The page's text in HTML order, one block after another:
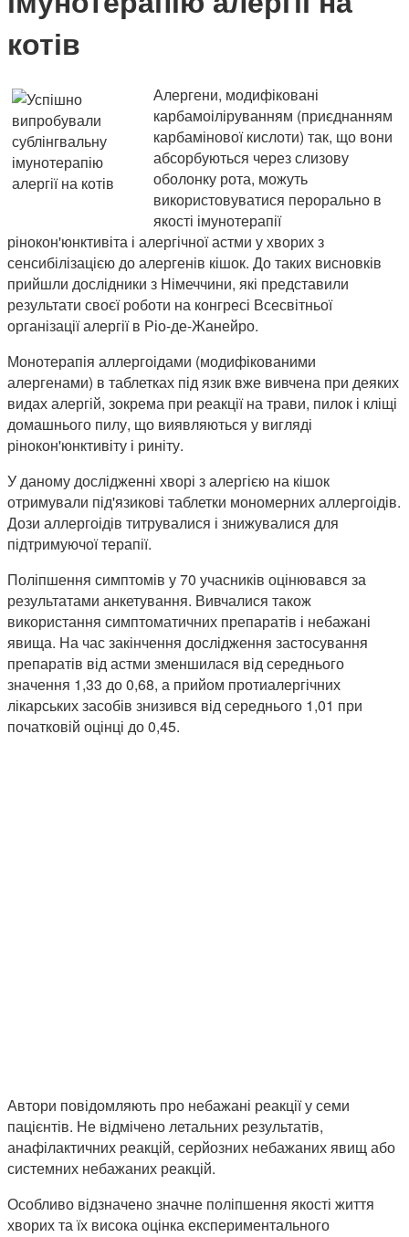
котів
Алергени, модифіковані
карбамоіліруванням (приєднанням
карбамінової кислоти) так, що вони
абсорбуються через слизову
оболонку рота, можуть
використовуватися перорально в
якості імунотерапії
рінокон'юнктивіта і алергічної астми у хворих з
сенсибілізацією до алергенів кішок. До таких висновків
прийшли дослідники з Німеччини, які представили
результати своєї роботи на конгресі Всесвітньої
організації алергії в Ріо-де-Жанейро.
Монотерапія аллергоідами (модифікованими
алергенами) в таблетках під язик вже вивчена при деяких
видах алергій, зокрема при реакції на трави, пилок і кліщі
домашнього пилу, що виявляються у вигляді
рінокон'юнктивіту і риніту.
У даному дослідженні хворі з алергією на кішок
отримували під'язикові таблетки мономерних аллергоідів.
Дози аллергоідів титрувалися і знижувалися для
підтримуючої терапії.
Поліпшення симптомів у 70 учасників оцінювався за
результатами анкетування. Вивчалися також
використання симптоматичних препаратів і небажані
явища. На час закінчення дослідження застосування
препаратів від астми зменшилася від середнього
значення 1,33 до 0,68, а прийом протиалергічних
лікарських засобів знизився від середнього 1,01 при
початковій оцінці до 0,45.
Автори повідомляють про небажані реакції у семи
пацієнтів. Не відмічено летальних результатів,
анафілактичних реакцій, серйозних небажаних явищ або
системних небажаних реакцій.
Особливо відзначено значне поліпшення якості життя
хворих та їх висока оцінка експериментального